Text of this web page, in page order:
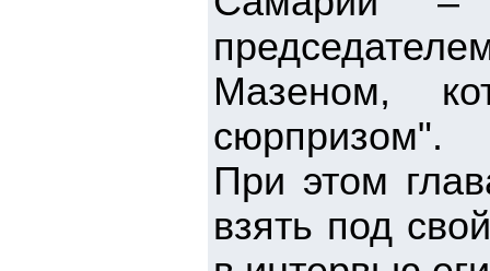
Мазеном,
сюрпризом".
При этом
взять под